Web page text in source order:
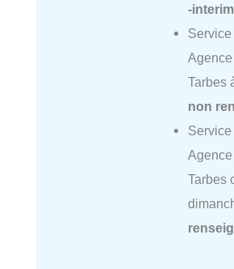
-
Tarbes
non
Tarbes